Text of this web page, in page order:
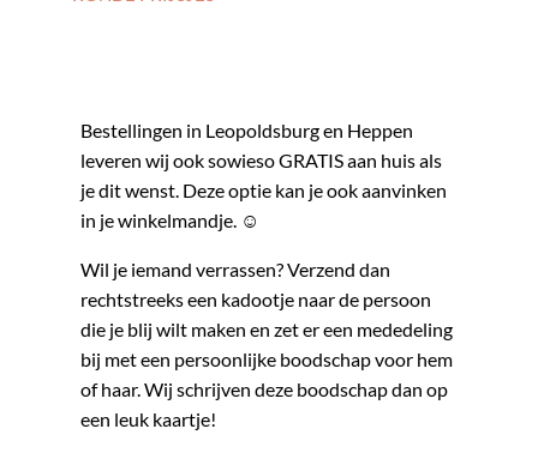
Bestellingen in Leopoldsburg en Heppen
leveren wij ook sowieso GRATIS aan huis als
je dit wenst. Deze optie kan je ook aanvinken
in je winkelmandje. ☺
Wil je iemand verrassen? Verzend dan
rechtstreeks een kadootje naar de persoon
die je blij wilt maken en zet er een mededeling
bij met een persoonlijke boodschap voor hem
of haar. Wij schrijven deze boodschap dan op
een leuk kaartje!